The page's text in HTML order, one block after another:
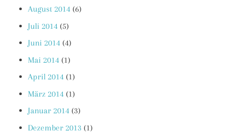
August 2014 (6)
Juli 2014 (5)
Juni 2014 (4)
Mai 2014 (1)
April 2014 (1)
März 2014 (1)
Januar 2014 (3)
Dezember 2013 (1)